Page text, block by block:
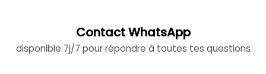
Contact WhatsApp
disponible 7j/7 pour répondre à toutes tes questions